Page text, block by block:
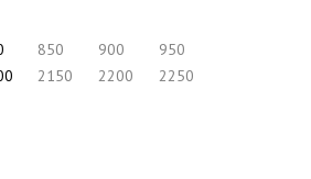
850 900
950
2150 2200 2250